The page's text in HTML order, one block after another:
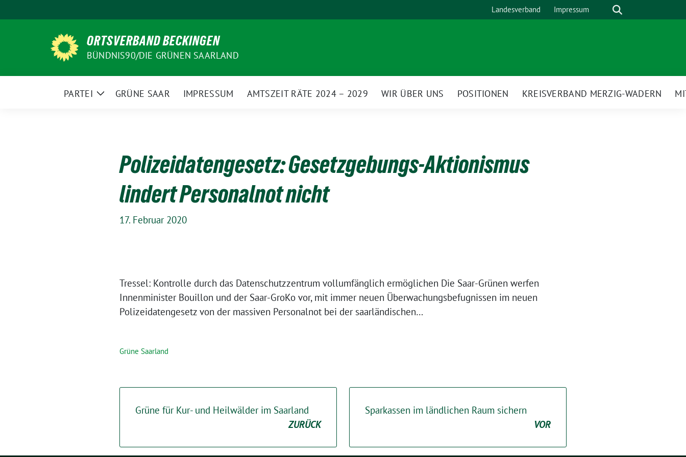
zum
Landesverband Impressum Suche
ORTSVERBAND BECKINGEN
BÜNDNIS90/DIE GRÜNEN SAARLAND
PARTEI
ZeigeGRÜNE SAAR IMPRESSUM AMTSZEIT RÄTE 2024 – 2029 WIR ÜBER UNS POSITIONEN KREISVERBAND MERZIG-WADERN
Polizeidatengesetz: Gesetzgebungs-Aktionismus
lindert Personalnot nicht
17. Februar 2020
Tressel: Kontrolle durch das Datenschutzzentrum vollumfänglich ermöglichen Die Saar-Grünen werfen
Innenminister Bouillon und der Saar-GroKo vor, mit immer neuen Überwachungsbefugnissen im neuen
Polizeidatengesetz von der massiven Personalnot bei der saarländischen…
Grüne Saarland
Grüne für Kur- und Heilwälder im Saarland
ZURÜCK
Sparkassen im ländlichen Raum sichern
VOR